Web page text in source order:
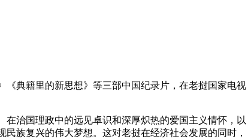
典籍里的新思想》等三部中国纪录片，在老挝国家电视
治国理政中的远见卓识和深厚炽热的爱国主义情怀，以
族复兴的伟大梦想。这对老挝在经济社会发展的同时，